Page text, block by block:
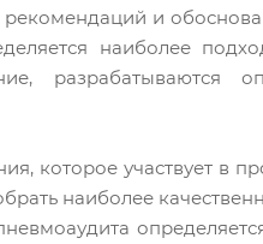
рекомендаций и
наиболее
разрабатываются
которое участвует в
наиболее